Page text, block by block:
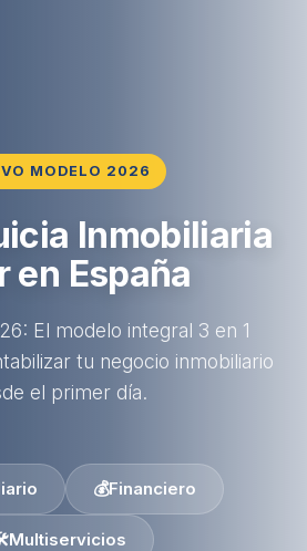
MODELO 2026
Inmobiliaria
en España
El modelo integral 3 en 1
tu negocio inmobiliario
el primer día.
💰Financiero
Multiservicios